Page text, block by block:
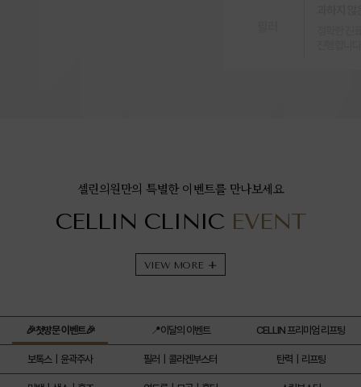
셀린의원만의 특별한 이벤트를 만나보세요
CELLIN CLINIC EVENT
VIEW MORE +
🎉첫방문 이벤트🎉 📍이달의 이벤트 CELLIN 프리미엄 리프팅
보톡스｜윤곽주사 필러｜콜라겐부스터 탄력｜리프팅